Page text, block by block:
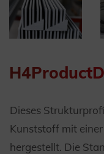
Dieses
Kunststoff mit
hergestellt. Die